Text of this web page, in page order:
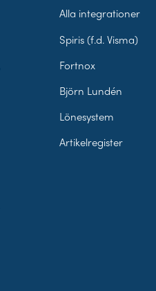
Alla integrationer
Spiris (f.d. Visma)
Fortnox
Björn Lundén
Lönesystem
Artikelregister